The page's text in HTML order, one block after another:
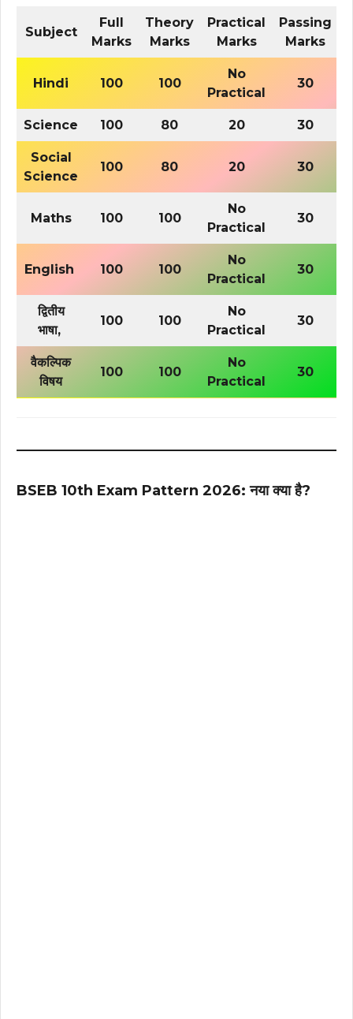
Subject
Full
Marks
Theory
Marks
Practical
Marks
Passing
Marks
Hindi 100 100
No
Practical
30
Science 100 80 20 30
Social
Science
100 80 20 30
Maths 100 100
No
Practical
30
English 100 100
No
Practical
30
द्वितीय
भाषा,
100 100
No
Practical
30
वैकल्पिक
विषय
100 100
No
Practical
30
BSEB 10th Exam Pattern 2026: नया क्या है?